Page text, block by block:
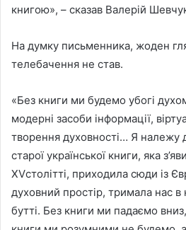
книгою», – сказав Валерій
На думку письменника, жоден
телебачення не став.
«Без книги ми будемо убогі
модерні засоби інформації,
творення духовності… Я належу
старої української книги, яка
XVстолітті, приходила сюди із
духовний простір, тримала нас
бутті. Без книги ми падаємо